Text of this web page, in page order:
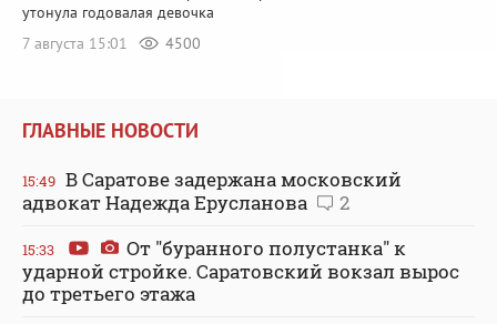
утонула годовалая девочка
7 августа 15:01
4500
ГЛАВНЫЕ НОВОСТИ
15:49 В Саратове задержана московский
адвокат Надежда Ерусланова
2
15:33
От "буранного полустанка" к
ударной стройке. Саратовский вокзал вырос
до третьего этажа